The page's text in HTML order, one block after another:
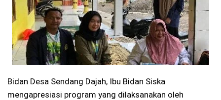
Bidan Desa Sendang Dajah, Ibu Bidan Siska
mengapresiasi program yang dilaksanakan oleh